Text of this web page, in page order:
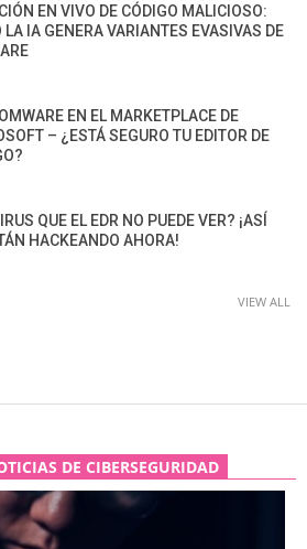
EN VIVO DE CÓDIGO MALICIOSO:
LA IA GENERA VARIANTES EVASIVAS DE
EN EL MARKETPLACE DE
– ¿ESTÁ SEGURO TU EDITOR DE
QUE EL EDR NO PUEDE VER? ¡ASÍ
HACKEANDO AHORA!
VIEW ALL
DE CIBERSEGURIDAD